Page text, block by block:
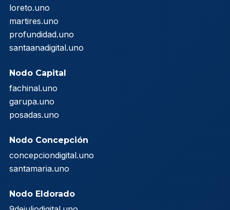
loreto.uno
martires.uno
profundidad.uno
santaanadigital.uno
Nodo Capital
fachinal.uno
garupa.uno
posadas.uno
Nodo Concepción
concepciondigital.uno
santamaria.uno
Nodo Eldorado